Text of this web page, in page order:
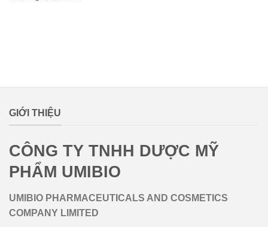
GIỚI THIỆU
CÔNG TY TNHH DƯỢC MỸ
PHẨM UMIBIO
UMIBIO PHARMACEUTICALS AND COSMETICS
COMPANY LIMITED